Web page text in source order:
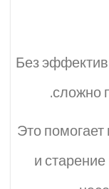
Без
сложно
Это
и